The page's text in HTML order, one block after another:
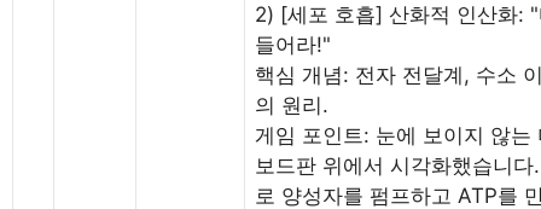
2) [세포 호흡] 산화적 인산화:
들어라!"
핵심 개념: 전자 전달계, 수소
의 원리.
게임 포인트: 눈에 보이지 않
보드판 위에서 시각화했습니
로 양성자를 펌프하고 ATP를